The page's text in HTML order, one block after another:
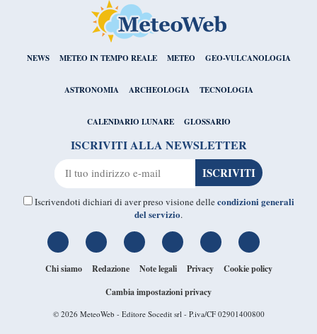
NEWS METEO IN TEMPO REALE METEO GEO-VULCANOLOGIA
ASTRONOMIA ARCHEOLOGIA TECNOLOGIA
CALENDARIO LUNARE GLOSSARIO
ISCRIVITI ALLA NEWSLETTER
Iscrivendoti dichiari di aver preso visione dellecondizioni generali
del servizio.
Chi siamo Redazione Note legali Privacy
Cookie policy
Cambia impostazioni privacy
© 2026 MeteoWeb - Editore Socedit srl - P.iva/CF 02901400800